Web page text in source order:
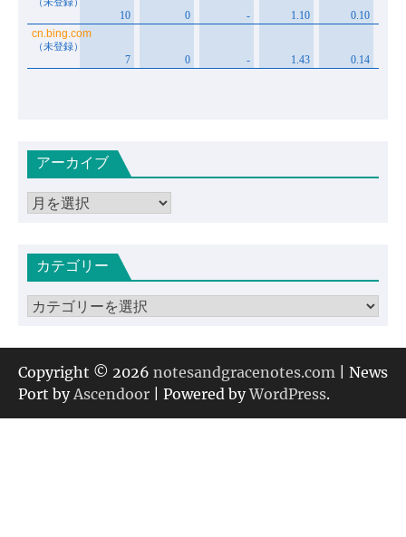
アーカイブ
ア
イカテゴリー
カ
ゴ
リ
ー
Copyright © 2026 notesandgracenotes.com | News
Port by Ascendoor | Powered byWordPress.